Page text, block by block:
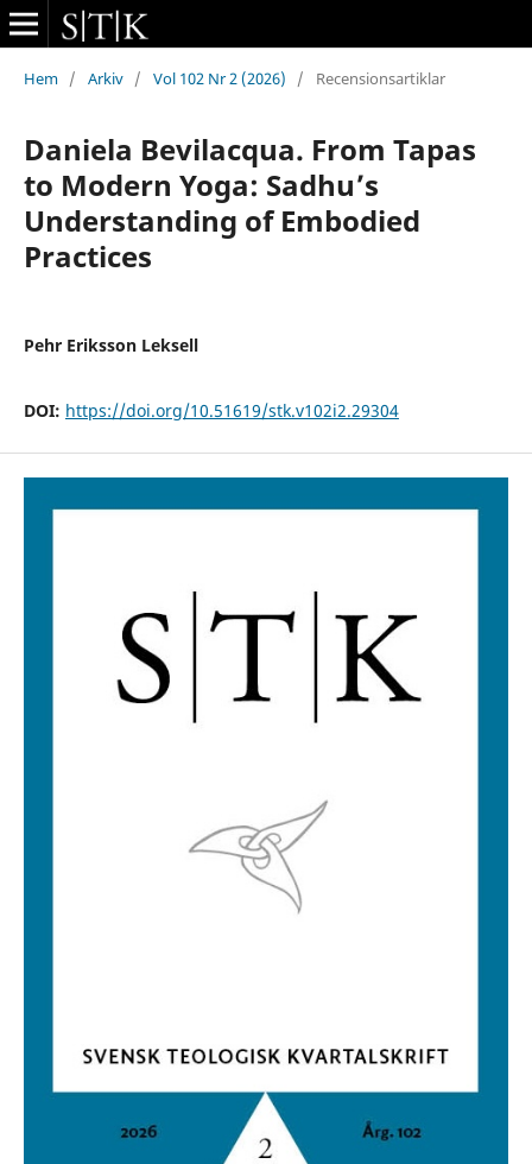
Hem / Arkiv / Vol 102 Nr 2 (2026) / Recensionsartiklar
Daniela Bevilacqua. From Tapas
to Modern Yoga: Sadhu’s
Understanding of Embodied
Practices
Pehr Eriksson Leksell
DOI: https://doi.org/10.51619/stk.v102i2.29304